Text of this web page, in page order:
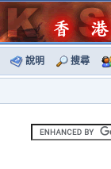
說明 搜尋